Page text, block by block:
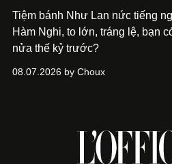
Tiệm bánh Như Lan nức tiếng
Hàm Nghi, to lớn, tráng lệ, bạn
nửa thế kỷ trước?
08.07.2026 by Choux